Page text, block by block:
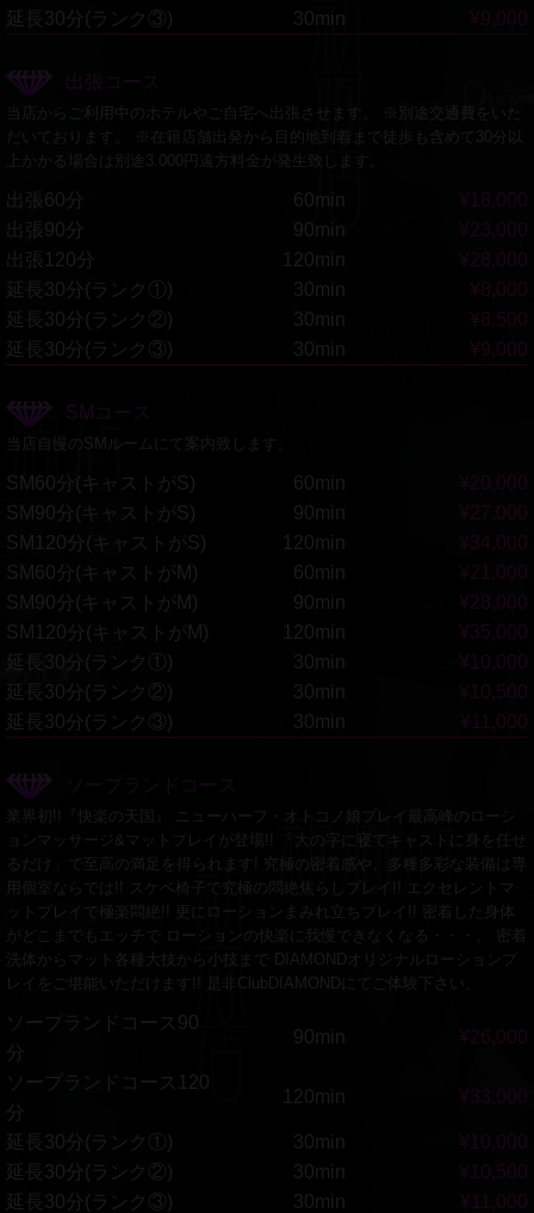
延長30分(ランク③)
30min ¥9,000
出張コース
当店からご利用中のホテルやご自宅へ出張させます。 ※別途交通費をいた
だいております。 ※在籍店舗出発から目的地到着まで徒歩も含めて30分以
上かかる場合は別途3.000円遠方料金が発生致します。
出張60分 60min
¥18,000
出張90分
90min
¥23,000
出張120分
120min
¥28,000
延長30分(ランク①)
30min
¥8,000
延長30分(ランク②)
30min
¥8,500
延長30分(ランク③)
30min ¥9,000
SMコース
当店自慢のSMルームにて案内致します。
SM60分(キャストがS) 60min
¥20,000
SM90分(キャストがS)
90min
¥27,000
SM120分(キャストがS)
120min
¥34,000
SM60分(キャストがM)
60min
¥21,000
SM90分(キャストがM)
90min
¥28,000
SM120分(キャストがM)
120min
¥35,000
延長30分(ランク①)
30min
¥10,000
延長30分(ランク②)
30min
¥10,500
延長30分(ランク③)
30min ¥11,000
ソープランドコース
業界初!!『快楽の天国』 ニューハーフ・オトコノ娘プレイ最高峰のローシ
ョンマッサージ&マットプレイが登場!! 「大の字に寝てキャストに身を任せ
るだけ」で至高の満足を得られます! 究極の密着感や、多種多彩な装備は専
用個室ならでは!! スケベ椅子で究極の悶絶焦らしプレイ!! エクセレントマ
ットプレイで極楽悶絶!! 更にローションまみれ立ちプレイ!! 密着した身体
がどこまでもエッチで ローションの快楽に我慢できなくなる・・・。 密着
洗体からマット各種大技から小技まで DIAMONDオリジナルローションプ
レイをご堪能いただけます!! 是非ClubDIAMONDにてご体験下さい。
ソープランドコース90
分
90min ¥26,000
ソープランドコース120
分
120min ¥33,000
延長30分(ランク①) 30min
¥10,000
延長30分(ランク②)
30min
¥10,500
延長30分(ランク③)
30min ¥11,000